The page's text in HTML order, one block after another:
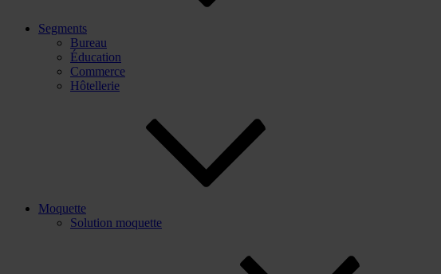
Segments
Bureau
Éducation
Commerce
Hôtellerie
Moquette
Solution moquette